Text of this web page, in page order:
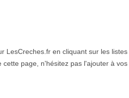
LesCreches.fr en cliquant sur les listes
cette page, n'hésitez pas l'ajouter à